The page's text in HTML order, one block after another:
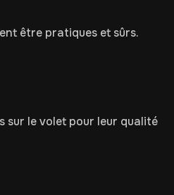
être pratiques et sûrs.
sur le volet pour leur qualité